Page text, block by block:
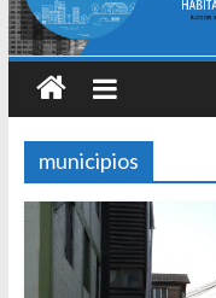
municipios